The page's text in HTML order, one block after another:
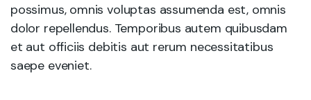
possimus, omnis voluptas assumenda est, omnis
dolor repellendus. Temporibus autem quibusdam
et aut officiis debitis aut rerum necessitatibus
saepe eveniet.